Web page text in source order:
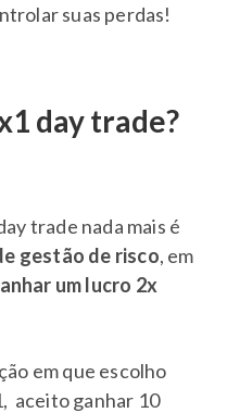
suas perdas!
day trade?
trade nada mais é
gestão de risco, em
um lucro 2x
em que escolho
aceito ganhar 10